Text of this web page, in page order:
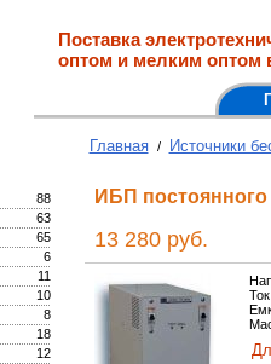
Поставка
оптом и мелким оптом
88
63
65
6
11
10
8
18
12
Главная / Источники
ИБП постоянного
13 280 руб.